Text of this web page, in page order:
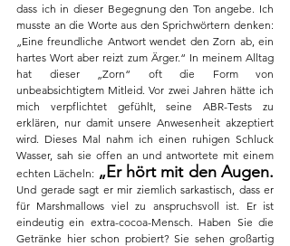
dass ich in dieser Begegnung den Ton angebe. Ich
musste an die Worte aus den Sprichwörtern denken:
„Eine freundliche Antwort wendet den Zorn ab, ein
hartes Wort aber reizt zum Ärger.“ In meinem Alltag
hat dieser „Zorn“ oft die Form von
unbeabsichtigtem Mitleid. Vor zwei Jahren hätte ich
mich verpflichtet gefühlt, seine ABR-Tests zu
erklären, nur damit unsere Anwesenheit akzeptiert
wird. Dieses Mal nahm ich einen ruhigen Schluck
Wasser, sah sie offen an und antwortete mit einem
echten Lächeln: „Er hört mit den Augen.
Und gerade sagt er mir ziemlich sarkastisch, dass er
für Marshmallows viel zu anspruchsvoll ist. Er ist
eindeutig ein extra-cocoa-Mensch. Haben Sie die
Getränke hier schon probiert? Sie sehen großartig